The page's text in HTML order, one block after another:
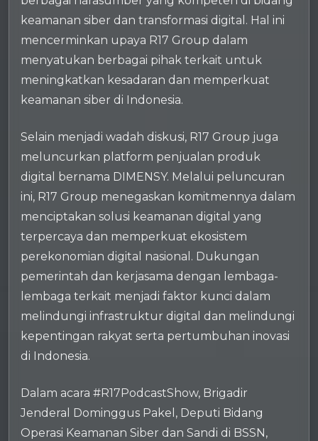
keamanan siber dan transformasi digital. Hal ini
mencerminkan upaya R17 Group dalam
menyatukan berbagai pihak terkait untuk
meningkatkan kesadaran dan memperkuat
keamanan siber di Indonesia.
Selain menjadi wadah diskusi, R17 Group juga
meluncurkan platform penjualan produk
digital bernama DIMENSY. Melalui peluncuran
ini, R17 Group menegaskan komitmennya dalam
menciptakan solusi keamanan digital yang
terpercaya dan memperkuat ekosistem
perekonomian digital nasional. Dukungan
pemerintah dan kerjasama dengan lembaga-
lembaga terkait menjadi faktor kunci dalam
melindungi infrastruktur digital dan melindungi
kepentingan rakyat serta pertumbuhan inovasi
di Indonesia.
Dalam acara #R17PodcastShow, Brigadir
Jenderal Dominggus Pakel, Deputi Bidang
Operasi Keamanan Siber dan Sandi di BSSN,